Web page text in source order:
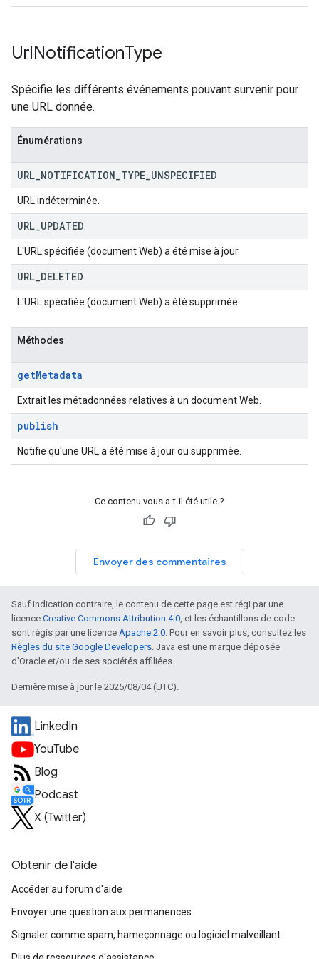
UrlNotificationType
Spécifie les différents événements pouvant survenir pour
une URL donnée.
Énumérations
URL NOTIFICATION TYPE UNSPECIFIED
URL indéterminée.
URL UPDATED
L'URL spécifiée (document Web) a été mise à jour.
URL DELETED
L'URL spécifiée (document Web) a été supprimée.
Méthodes
getMetadata
Extrait les métadonnées relatives à un document Web.
publish
Notifie qu'une URL a été mise à jour ou supprimée.
Ce contenu vous a-t-il été utile ?
Envoyer des commentaires
Sauf indication contraire, le contenu de cette page est régi par une
licence Creative Commons Attribution 4.0, et les échantillons de code
sont régis par une licence Apache 2.0. Pour en savoir plus, consultez les
Règles du site Google Developers. Java est une marque déposée
d'Oracle et/ou de ses sociétés affiliées.
Dernière mise à jour le 2025/08/04 (UTC).
LinkedIn
YouTube
Blog
Podcast
X (Twitter)
Obtenir de l'aide
Accéder au forum d'aide
Envoyer une question aux permanences
Signaler comme spam, hameçonnage ou logiciel malveillant